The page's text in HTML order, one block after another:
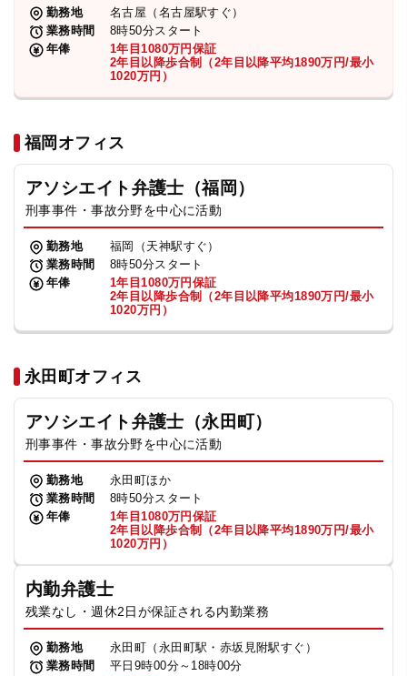
勤務地
名古屋（名古屋駅すぐ）
業務時間
8時50分スタート
年俸
1年目1080万円保証
2年目以降歩合制（2年目以降平均1890万円/最小
1020万円）
福岡オフィス
アソシエイト弁護士（福岡）
刑事事件・事故分野を中心に活動
勤務地
福岡（天神駅すぐ）
業務時間
8時50分スタート
年俸
1年目1080万円保証
2年目以降歩合制（2年目以降平均1890万円/最小
1020万円）
永田町オフィス
アソシエイト弁護士（永田町）
刑事事件・事故分野を中心に活動
勤務地
永田町ほか
業務時間
8時50分スタート
年俸
1年目1080万円保証
2年目以降歩合制（2年目以降平均1890万円/最小
1020万円）
内勤弁護士
残業なし・週休2日が保証される内勤業務
勤務地
永田町（永田町駅・赤坂見附駅すぐ）
業務時間
平日9時00分～18時00分